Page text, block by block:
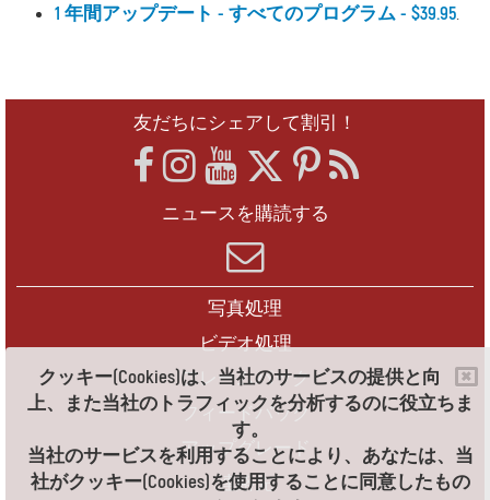
クッキー(Cookies)は、当社のサービスの提供と向
上、また当社のトラフィックを分析するのに役立ちま
す。
当社のサービスを利用することにより、あなたは、当
社がクッキー(Cookies)を使用することに同意したもの
1 年間アップデート - すべてのプログラム - $39.95.
友だちにシェアして割引！
ニュースを購読する
写真処理
ビデオ処理
フレームパック
フィードバック
アップグレード
連絡先